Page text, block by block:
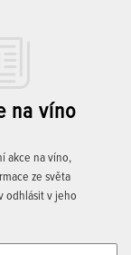
na víno
akce na víno,
ze světa
odhlásit v jeho